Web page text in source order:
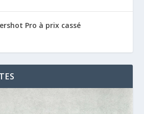
Pro à prix cassé